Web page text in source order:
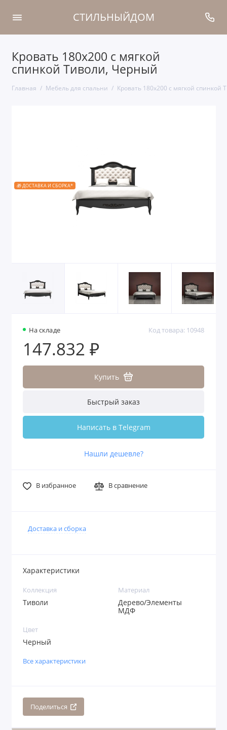
СТИЛЬНЫЙДОМ
Кровать 180x200 с мягкой
спинкой Тиволи, Черный
Главная Мебель для спальни Кровать 180x200 с мягкой спинкой
🎁 ДОСТАВКА И СБОРКА*
На складе Код товара: 10948
147.832 ₽
Купить
Быстрый заказ
Написать в Telegram
Нашли дешевле?
В избранное В сравнение
Доставка и сборка
Характеристики
Коллекция
Тиволи
Материал
Дерево/Элементы
МДФ
Цвет
Черный
Все характеристики
Поделиться